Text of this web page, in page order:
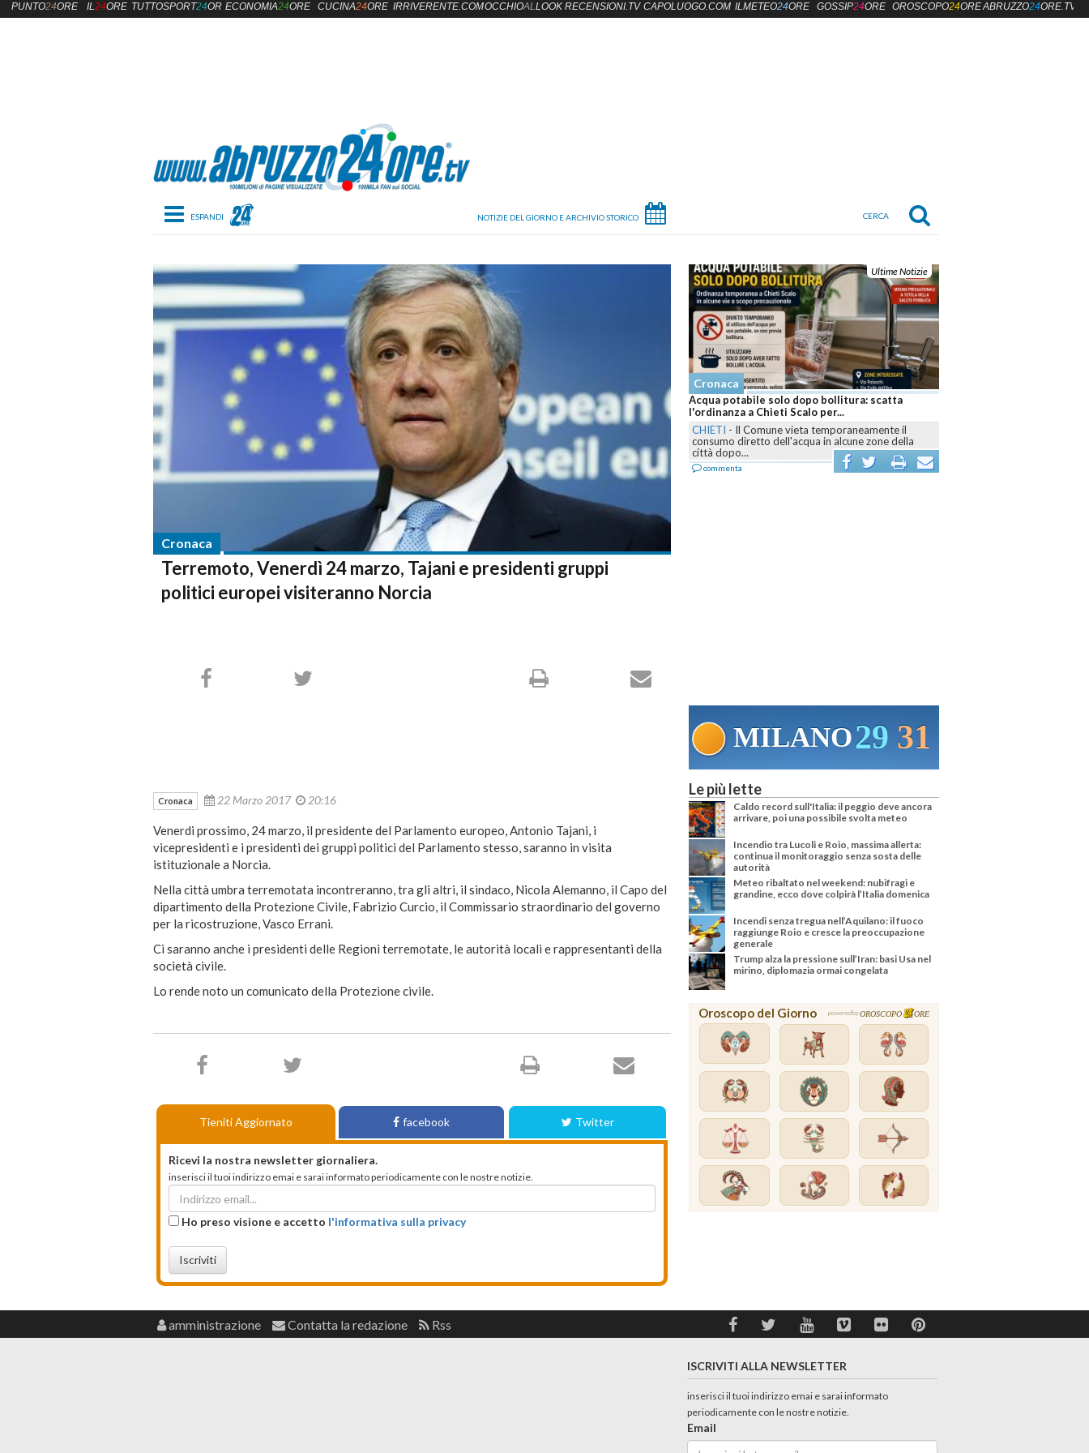
Toggle navigation
Cronaca
Terremoto, Venerdì 24 marzo, Tajani e presidenti gruppi
politici europei visiteranno Norcia
Ultime Notizie
Cronaca
Acqua potabile solo dopo bollitura: scatta
l'ordinanza a Chieti Scalo per...
CHIETI - Il Comune vieta temporaneamente il
consumo diretto dell'acqua in alcune zone della
città dopo...
commenta
MILANO29 31
Cronaca 22 Marzo 2017 20:16
Venerdi prossimo, 24 marzo, il presidente del Parlamento europeo, Antonio Tajani, i
vicepresidenti e i presidenti dei gruppi politici del Parlamento stesso, saranno in visita
istituzionale a Norcia.
Nella città umbra terremotata incontreranno, tra gli altri, il sindaco, Nicola Alemanno, il Capo del
dipartimento della Protezione Civile, Fabrizio Curcio, il Commissario straordinario del governo
per la ricostruzione, Vasco Errani.
Ci saranno anche i presidenti delle Regioni terremotate, le autorità locali e rappresentanti della
società civile.
Lo rende noto un comunicato della Protezione civile.
Tieniti Aggiornato facebook Twitter
Ricevi la nostra newsletter giornaliera.
inserisci il tuoi indirizzo emai e sarai informato periodicamente con le nostre notizie.
Ho preso visione e accetto l'informativa sulla privacy
Iscriviti
Le più lette
Caldo record sull'Italia: il peggio deve ancora
arrivare, poi una possibile svolta meteo
Incendio tra Lucoli e Roio, massima allerta:
continua il monitoraggio senza sosta delle
autorità
Meteo ribaltato nel weekend: nubifragi e
grandine, ecco dove colpirà l’Italia domenica
Incendi senza tregua nell’Aquilano: il fuoco
raggiunge Roio e cresce la preoccupazione
generale
Trump alza la pressione sull’Iran: basi Usa nel
mirino, diplomazia ormai congelata
Oroscopo del Giorno powered byOROSCOPO ORE
PUNTO24ORE IL24ORE TUTTOSPORT24OREECONOMIA24ORE CUCINA24ORE IRRIVERENTE.COMOCCHIOALLOOK RECENSIONI.TV CAPOLUOGO.COM ILMETEO24ORE GOSSIP24ORE OROSCOPO24OREABRUZZO24ORE.TV
amministrazione Contatta la redazione Rss
ISCRIVITI ALLA NEWSLETTER
inserisci il tuoi indirizzo emai e sarai informato
periodicamente con le nostre notizie.
Email